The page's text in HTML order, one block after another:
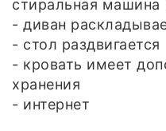
стиральная машина
- диван
- стол раздвигается
- кровать имеет
хранения
- интернет